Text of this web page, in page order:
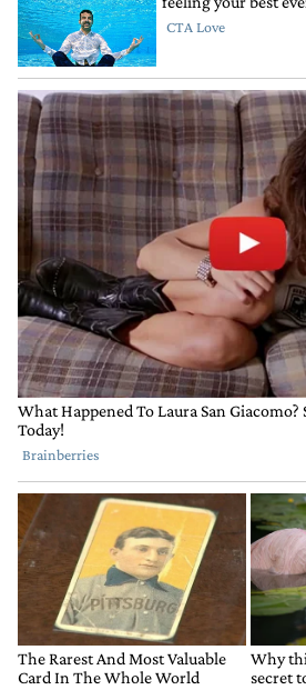
Respuesta de Carlos Brun.
Carlos Brun
4 DE AGOSTO DE 2022
Responder a Alberto Caramellino
Muy simple: hasta que Cri$tina
habra paz, ni orden, ni futuro
JUSTICIA, el pueblo aguarda.
0 0
Respuesta de Fernando Dulce.
Fernando Dulce
5 DE AGOSTO DE
Responder aAlberto Caramellino
Si el plan de Masa es ajustar al
impuestos a una clase que nos
tomar deuda para controlar el
que el plan Nacio fracasado.
RESPONDER 0 0
Comentario de Carlos Brun.
Carlos Brun
RESPONDER 2